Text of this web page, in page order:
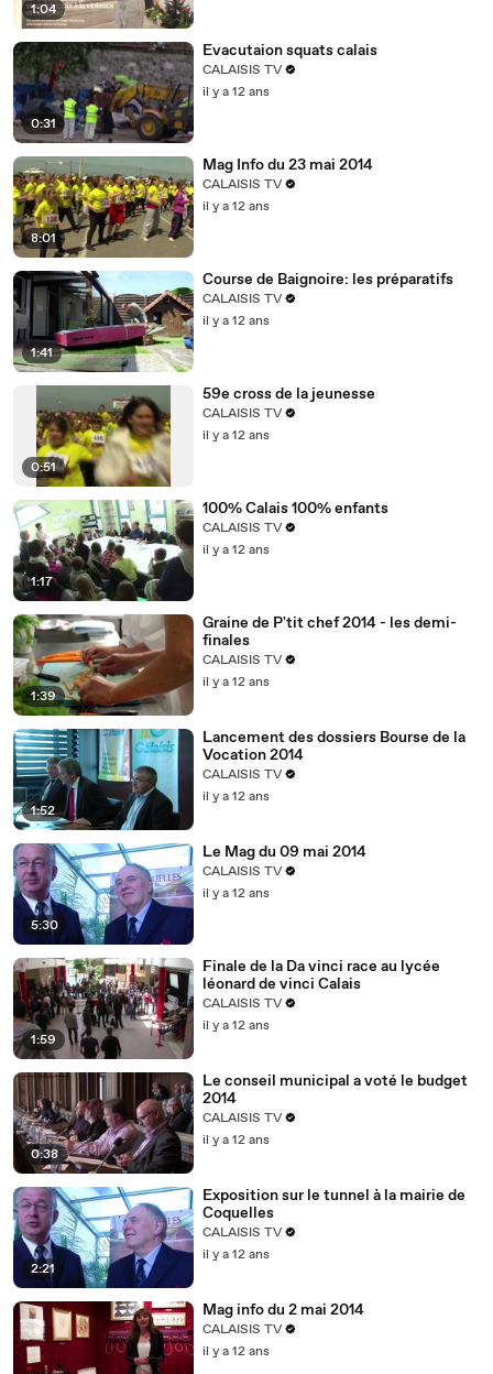
1:04
0:31
Evacutaion squats calais
CALAISIS TV
il y a 12 ans
8:01
Mag Info du 23 mai 2014
CALAISIS TV
il y a 12 ans
1:41
Course de Baignoire: les préparatifs
CALAISIS TV
il y a 12 ans
0:51
59e cross de la jeunesse
CALAISIS TV
il y a 12 ans
1:17
100% Calais 100% enfants
CALAISIS TV
il y a 12 ans
1:39
Graine de P'tit chef 2014 - les demi-
finales
CALAISIS TV
il y a 12 ans
1:52
Lancement des dossiers Bourse de la
Vocation 2014
CALAISIS TV
il y a 12 ans
5:30
Le Mag du 09 mai 2014
CALAISIS TV
il y a 12 ans
1:59
Finale de la Da vinci race au lycée
léonard de vinci Calais
CALAISIS TV
il y a 12 ans
0:38
Le conseil municipal a voté le budget
2014
CALAISIS TV
il y a 12 ans
2:21
Exposition sur le tunnel à la mairie de
Coquelles
CALAISIS TV
il y a 12 ans
Mag info du 2 mai 2014
CALAISIS TV
il y a 12 ans